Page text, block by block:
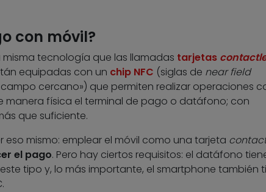
con móvil?
tecnología que las llamadas tarjetas
equipadas con un chip NFC (siglas de near field
cercano») que permiten realizar operaciones
manera física el terminal de pago o datáfono; con
que suficiente.
mismo: emplear el móvil como una tarjeta
el pago. Pero hay ciertos requisitos: el datáfono
tipo y, lo más importante, el smartphone también